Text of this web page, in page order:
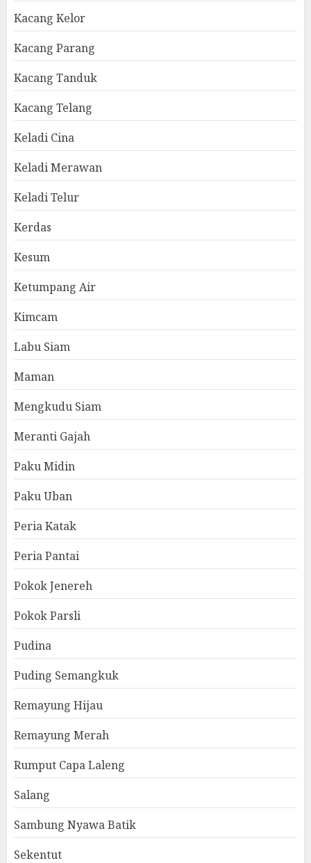
Kacang Kelor
Kacang Parang
Kacang Tanduk
Kacang Telang
Keladi Cina
Keladi Merawan
Keladi Telur
Kerdas
Kesum
Ketumpang Air
Kimcam
Labu Siam
Maman
Mengkudu Siam
Meranti Gajah
Paku Midin
Paku Uban
Peria Katak
Peria Pantai
Pokok Jenereh
Pokok Parsli
Pudina
Puding Semangkuk
Remayung Hijau
Remayung Merah
Rumput Capa Laleng
Salang
Sambung Nyawa Batik
Sekentut